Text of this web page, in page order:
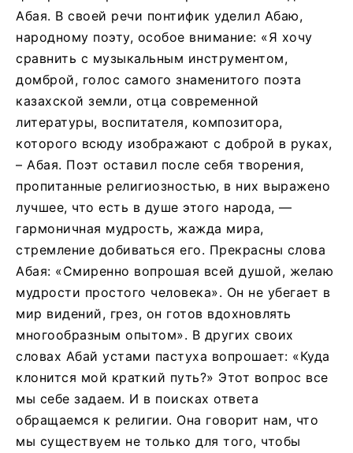
Абая. В своей речи понтифик уделил Абаю,
народному поэту, особое внимание: «Я хочу
сравнить с музыкальным инструментом,
домброй, голос самого знаменитого поэта
казахской земли, отца современной
литературы, воспитателя, композитора,
которого всюду изображают с доброй в руках,
– Абая. Поэт оставил после себя творения,
пропитанные религиозностью, в них выражено
лучшее, что есть в душе этого народа, —
гармоничная мудрость, жажда мира,
стремление добиваться его. Прекрасны слова
Абая: «Смиренно вопрошая всей душой, желаю
мудрости простого человека». Он не убегает в
мир видений, грез, он готов вдохновлять
многообразным опытом». В других своих
словах Абай устами пастуха вопрошает: «Куда
клонится мой краткий путь?» Этот вопрос все
мы себе задаем. И в поисках ответа
обращаемся к религии. Она говорит нам, что
мы существуем не только для того, чтобы